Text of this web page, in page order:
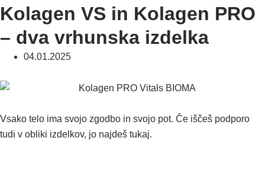
Kolagen VS in Kolagen PRO
– dva vrhunska izdelka
04.01.2025
Vsako telo ima svojo zgodbo in svojo pot. Če iščeš podporo
tudi v obliki izdelkov, jo najdeš tukaj.